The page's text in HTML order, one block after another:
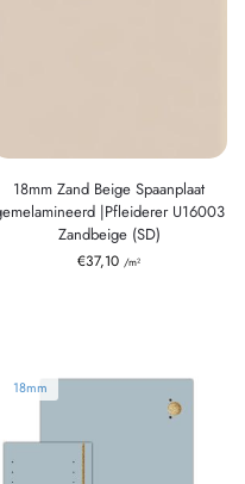
18mm Zand Beige Spaanplaat
|Pfleiderer U16003
Zandbeige (SD)
€37,10 /m²
18mm